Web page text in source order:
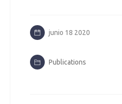
junio 18 2020
Publications